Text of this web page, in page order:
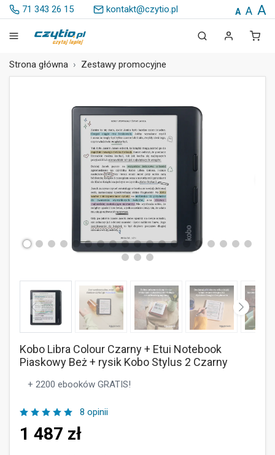
71 343 26 15 kontakt@czytio.pl A A A
Strona główna Zestawy promocyjne
Kobo Libra Colour Czarny + Etui Notebook
Piaskowy Beż + rysik Kobo Stylus 2 Czarny
+ 2200 ebooków GRATIS!
8 opinii
1 487 zł